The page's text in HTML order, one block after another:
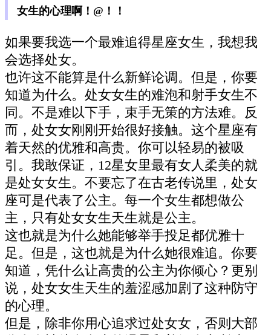
女生的心理啊！@！！
如果要我选一个最难追得星座女生，我想我
会选择处女。
也许这不能算是什么新鲜论调。但是，你要
知道为什么。处女女生的难泡和射手女生不
同。不是难以下手，束手无策的方法难。反
而，处女女刚刚开始很好接触。这个星座有
着天然的优雅和高贵。你可以轻易的被吸
引。我敢保证，12星女里最有女人柔美的就
是处女女生。不要忘了在古老传说里，处女
座可是代表了公主。每一个女生都想做公
主，只有处女女生天生就是公主。
这也就是为什么她能够举手投足都优雅十
足。但是，这也就是为什么她很难追。你要
知道，凭什么让高贵的公主为你倾心？更别
说，处女女生天生的羞涩感加剧了这种防守
的心理。
但是，除非你用心追求过处女女，否则大部